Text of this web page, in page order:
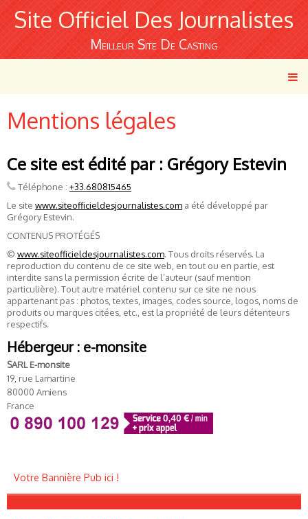
Site Officiel Des Journalistes
Meilleur Site De Casting
Mentions légales
Ce site est édité par : Grégory Estevin
Téléphone : +33.680815465
Le site www.siteofficieldesjournalistes.com a été développé par
Grégory Estevin.
CONTENUS PROTÉGÉS
© www.siteofficieldesjournalistes.com. Tous droits réservés. La
reproduction du contenu de ce site web, en tout ou en partie, est
interdite sans la permission écrite de l’auteur (sauf mention
particulière). Tout autre matériel contenu sur ce site ne nous
appartenant pas : photos, textes, images, codes source, logos, noms de
produits ou marques citées, etc., est la propriété de leurs détenteurs
respectifs.
Hébergeur : e-monsite
SARL E-monsite
19, rue Lamartine
80000 Amiens
France
Votre Bannière Pub ici !